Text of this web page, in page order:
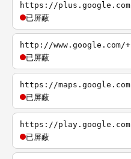
https://plus.google.com
已屏蔽
http://www.google.com/+
已屏蔽
https://maps.google.com
已屏蔽
https://play.google.com
已屏蔽